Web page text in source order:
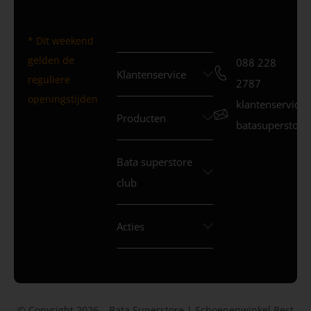
* Dit weekend
gelden de
reguliere
openingstijden
Klantenservice
Producten
Bata superstore
club
Acties
088 228
2787